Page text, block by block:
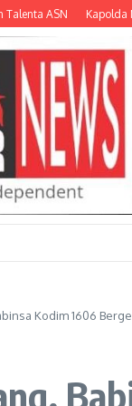
ASN Kapolda NTB:
Kodim 1606